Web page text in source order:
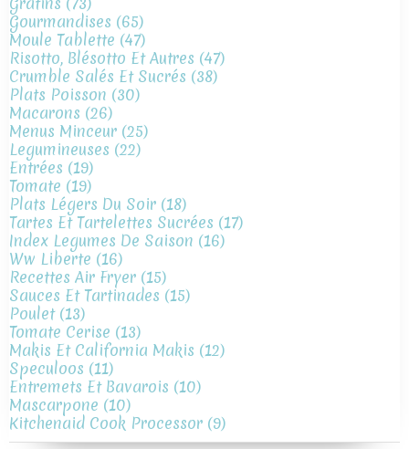
Gourmandises (65)
Moule Tablette (47)
Risotto, Blésotto Et Autres (47)
Crumble Salés Et Sucrés (38)
Plats Poisson (30)
Macarons (26)
Menus Minceur (25)
Legumineuses (22)
Entrées (19)
Tomate (19)
Plats Légers Du Soir (18)
Tartes Et Tartelettes Sucrées (17)
Index Legumes De Saison (16)
Ww Liberte (16)
Recettes Air Fryer (15)
Sauces Et Tartinades (15)
Poulet(13)
Tomate Cerise (13)
Makis Et California Makis (12)
Speculoos (11)
Entremets Et Bavarois (10)
Mascarpone (10)
Kitchenaid Cook Processor (9)